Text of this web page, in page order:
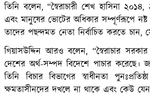
তিনি বলেন, “স্বৈরাচারী শেখ হাসিনা
এবং মানুষের ভোটের অধিকার সম্পূর্ণরূপে
তাদের পছন্দমত নেতা নির্বাচিত করতে চান,
গিয়াসউদ্দিন আরও বলেন, “স্বৈরাচার
দেশের অর্থ-সম্পদ বিদেশে পাচার করেছে।
তিনি বিচার বিভাগের স্বাধীনতা
ক্ষমতাসীনদের দখলে না থাকে এবং কেউ